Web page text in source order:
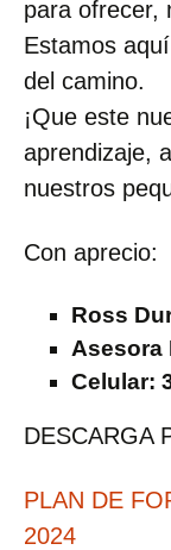
para ofrecer,
Estamos
del camino.
¡Que este
aprendizaje,
nuestros
Con aprecio:
Ross
Asesora
Celular:
DESCARGA
PLAN DE
2024